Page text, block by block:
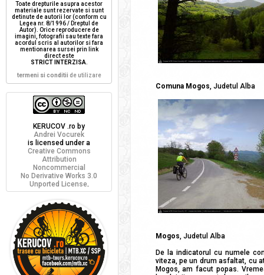
Comuna Mogos, Judetul Alba
Mogos, Judetul Alba
De la indicatorul cu numele
viteza, pe un drum asfaltat, cu
Mogos, am facut popas.
Toate drepturile asupra acestor
materiale sunt rezervate si sunt
detinute de autorii lor (conform cu
Legea nr. 8/1996 / Dreptul de
Autor). Orice reproducere de
imagini, fotografii sau texte fara
acordul scris al autorilor si fara
mentionarea sursei prin link
direct este
STRICT INTERZISA.
termeni si conditii de utilizare
KERUCOV .ro by
Andrei Vocurek
is licensed under a
Creative Commons
Attribution
Noncommercial
No Derivative Works 3.0
Unported License.